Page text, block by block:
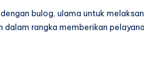
bulog, ulama untuk
rangka memberikan